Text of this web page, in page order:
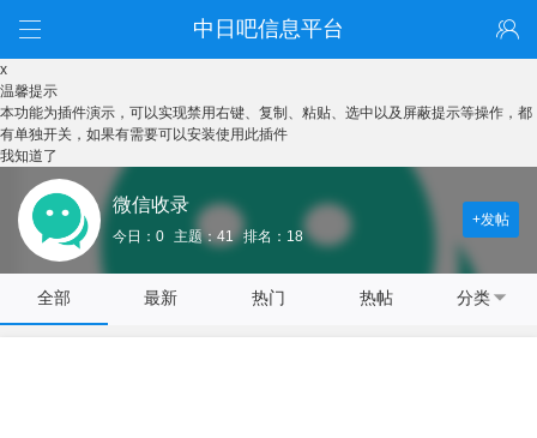
中日吧信息平台
x
温馨提示
本功能为插件演示，可以实现禁用右键、复制、粘贴、选中以及屏蔽提示等操作，都
有单独开关，如果有需要可以安装使用此插件
我知道了
微信收录
今日：0 主题：41 排名：18
+发帖
全部 最新 热门 热帖 分类